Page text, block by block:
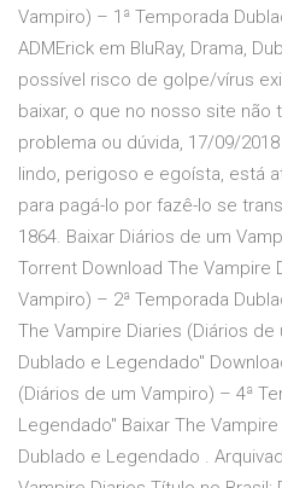
Vampiro) – 1ª Temporada
ADMErick em BluRay, Drama,
possível risco de golpe/vírus
baixar, o que no nosso site não
problema ou dúvida, 17/09/
lindo, perigoso e egoísta, está
para pagá-lo por fazê-lo se
1864. Baixar Diários de um
Torrent Download The Vampire
Vampiro) – 2ª Temporada
The Vampire Diaries (Diários
Dublado e Legendado"
(Diários de um Vampiro) – 4ª
Legendado" Baixar The
Dublado e Legendado .